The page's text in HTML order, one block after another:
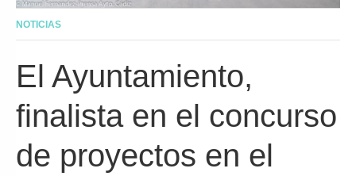
NOTICIAS
El Ayuntamiento,
finalista en el concurso
de proyectos en el